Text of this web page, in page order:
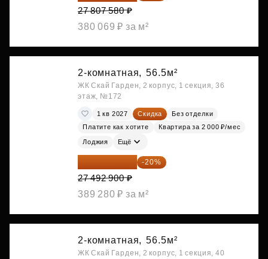
27 807 580 ₽
380 069 ₽ за м²
2-комнатная, 56.5м²
ЖК Скай Гарден, 2 корпус, 1 секция, 36
этаж, №172
1 кв 2027 Скидка
Без отделки
Платите как хотите
Квартира за 2 000 ₽/мес
Лоджия Ещё
21 994 320 ₽ -20%
27 492 900 ₽
389 280 ₽ за м²
2-комнатная, 56.5м²
ЖК Скай Гарден, 2 корпус, 1 секция, 40